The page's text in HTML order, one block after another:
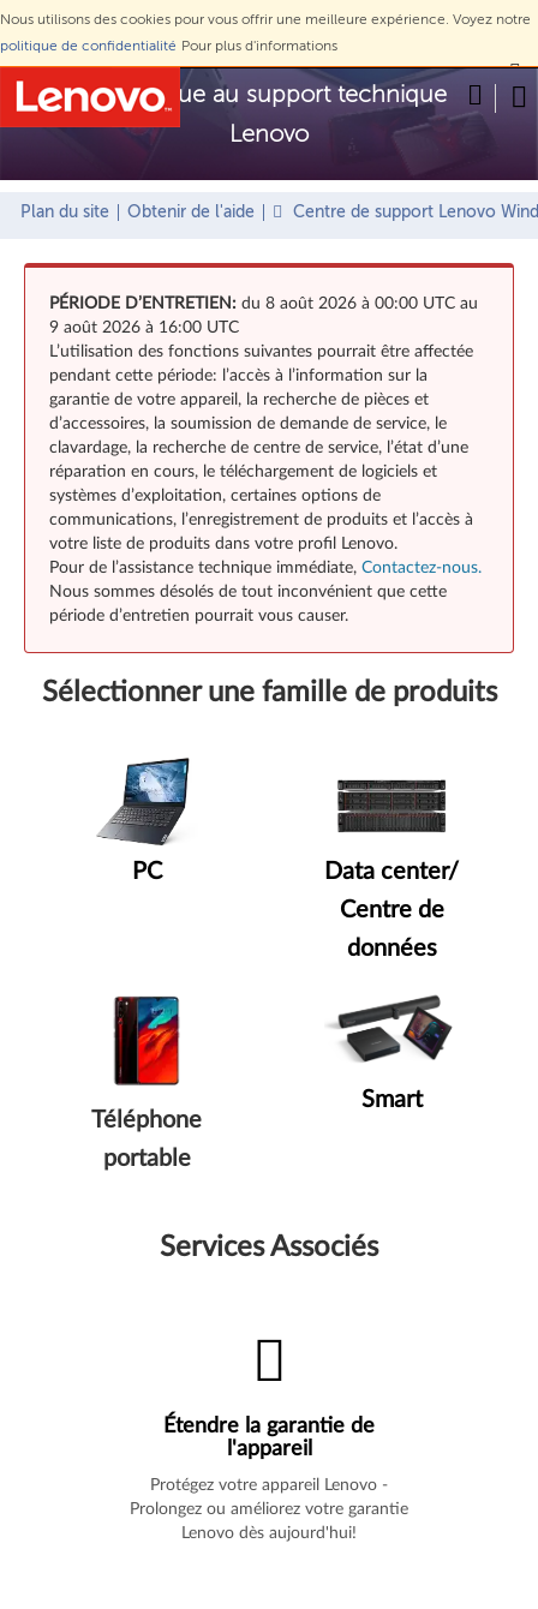
Skip to content
Nous utilisons des cookies pour vous offrir une meilleure expérience. Voyez notre
politique de confidentialité Pour plus d'informations
Ne pas afficher à nouveau
Bienvenue au support technique
Lenovo
Plan du site Obtenir de l'aide Centre de support Lenovo
PÉRIODE D’ENTRETIEN: du 8 août 2026 à 00:00 UTC au
9 août 2026 à 16:00 UTC
L’utilisation des fonctions suivantes pourrait être affectée
pendant cette période: l’accès à l’information sur la
garantie de votre appareil, la recherche de pièces et
d’accessoires, la soumission de demande de service, le
clavardage, la recherche de centre de service, l’état d’une
réparation en cours, le téléchargement de logiciels et
systèmes d’exploitation, certaines options de
communications, l’enregistrement de produits et l’accès à
votre liste de produits dans votre profil Lenovo.
Pour de l’assistance technique immédiate, Contactez-nous.
Nous sommes désolés de tout inconvénient que cette
période d’entretien pourrait vous causer.
Sélectionner une famille de produits
PC
Data center/
Centre de
données
Téléphone
portable
Smart
Services Associés
Étendre la garantie de
l'appareil
Protégez votre appareil Lenovo -
Prolongez ou améliorez votre garantie
Lenovo dès aujourd'hui!